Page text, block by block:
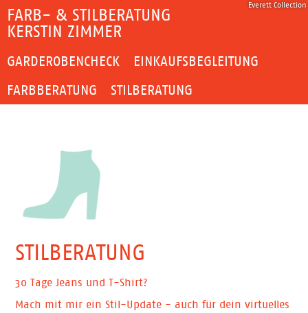
Everett Collection
FARB- & STILBERATUNG
KERSTIN ZIMMER
GARDEROBENCHECK
EINKAUFSBEGLEITUNG
FARBBERATUNG
STILBERATUNG
STILBERATUNG
30 Tage Jeans und T-Shirt?
Mach mit mir ein Stil-Update - auch für dein virtuelles